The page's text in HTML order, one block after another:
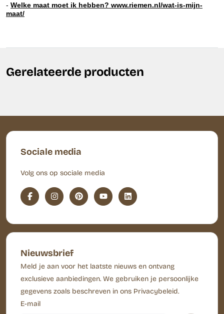
- Welke maat moet ik hebben? www.riemen.nl/wat-is-mijn-
maat/
Gerelateerde producten
Sociale media
Volg ons op sociale media
Nieuwsbrief
Meld je aan voor het laatste nieuws en ontvang
exclusieve aanbiedingen. We gebruiken je persoonlijke
gegevens zoals beschreven in ons Privacybeleid.
E-mail